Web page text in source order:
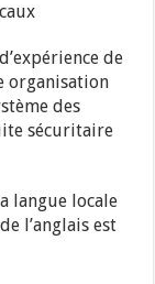
de
organisation
des
sécuritaire
langue locale
l’anglais est